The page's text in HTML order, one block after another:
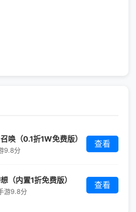
唤（0.1折1W免费版）
9.8分
查看
（内置1折免费版）
游9.8分
查看